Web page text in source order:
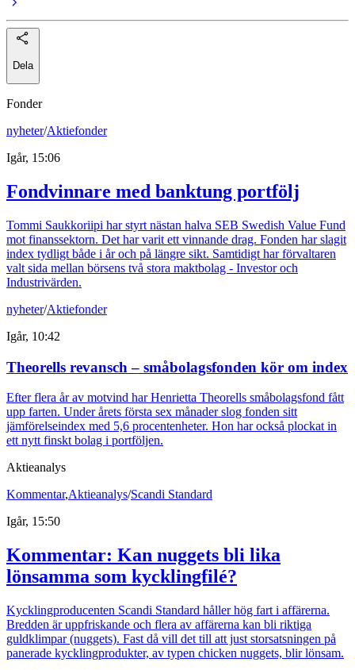
Dela
Fonder
nyheter/Aktiefonder
Igår, 15:06
Fondvinnare med banktung portfölj
Tommi Saukkoriipi har styrt nästan halva SEB Swedish Value Fund
mot finanssektorn. Det har varit ett vinnande drag. Fonden har slagit
index tydligt både i år och på längre sikt. Samtidigt har förvaltaren
valt sida mellan börsens två stora maktbolag - Investor och
Industrivärden.
nyheter/Aktiefonder
Igår, 10:42
Theorells revansch – småbolagsfonden kör om index
Efter flera år av motvind har Henrietta Theorells småbolagsfond fått
upp farten. Under årets första sex månader slog fonden sitt
jämförelseindex med 5,6 procentenheter. Hon har också plockat in
ett nytt finskt bolag i portföljen.
Aktieanalys
Kommentar,Aktieanalys/Scandi Standard
Igår, 15:50
Kommentar: Kan nuggets bli lika
lönsamma som kycklingfilé?
Kycklingproducenten Scandi Standard håller hög fart i affärerna.
Bredden är uppfriskande och flera av affärerna kan bli riktiga
guldklimpar (nuggets). Fast då vill det till att just storsatsningen på
panerade kycklingprodukter, av typen chicken nuggets, blir lönsam.